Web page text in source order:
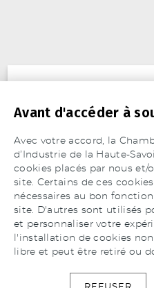
Alésage
Assemblage
Brochage vertical
Filetage
Galetage
Moletage
MATIÈRES
Aciers de décolletage
Aciers inoxydables
martensitiques
Aluminium et alliages
Cuivre et alliages (laiton,
RÉFÉRENCES
Automobile
Travaux Publics
Avant d'accéder à
Avec votre accord, la
d’Industrie de la Haute-
cookies placés par nous et/
site. Certains de ces
nécessaires au bon
site. D'autres sont utilisés
et personnaliser votre
l'installation de cookies
libre et peut être retiré ou